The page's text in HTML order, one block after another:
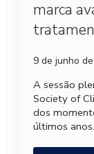
marca
9 de junho
A sessão
Society of
dos
últimos